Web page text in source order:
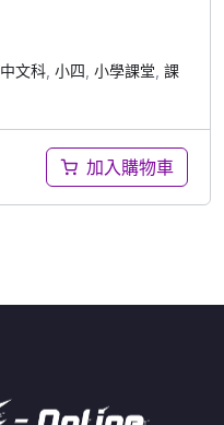
中文科 小四 小學課堂 課
加入購物車